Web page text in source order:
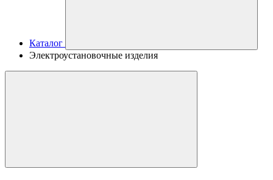
Каталог
Электроустановочные изделия